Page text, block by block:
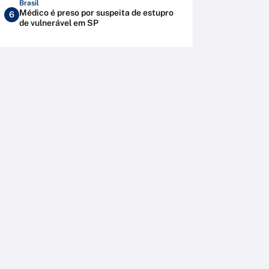
6
Brasil
Médico é preso por suspeita de estupro
de vulnerável em SP